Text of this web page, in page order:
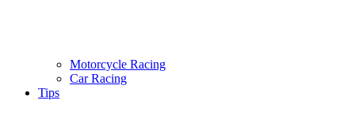
Motorcycle Racing
Car Racing
Tips